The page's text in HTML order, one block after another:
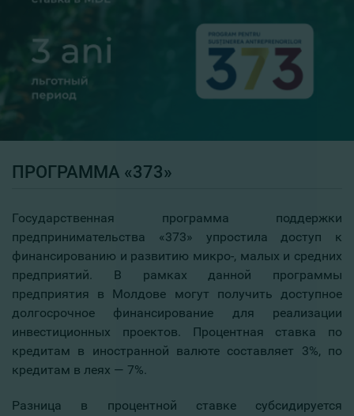
ПРОГРАММА «373»
Государственная программа поддержки
предпринимательства «373» упростила доступ к
финансированию и развитию микро-, малых и средних
предприятий. В рамках данной программы
предприятия в Молдове могут получить доступное
долгосрочное финансирование для реализации
инвестиционных проектов. Процентная ставка по
кредитам в иностранной валюте составляет 3%, по
кредитам в леях — 7%.
Разница в процентной ставке субсидируется